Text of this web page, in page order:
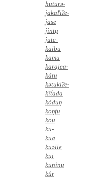
huturə-
jakaľiʔe-
jase
jintụ
jute-
kaibu
kamu
karajea-
kátu
kətukiʔe-
kīt́ada
kóduŋ
koŋfu
kou
ku-
kua
kuəlle
kụi
kuninu
kûr